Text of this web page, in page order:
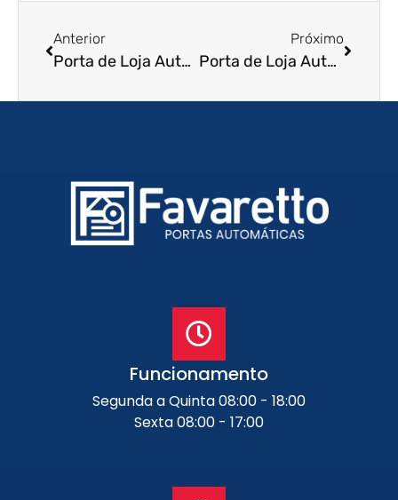
Anterior
Porta de Loja Automatica em Itaboraí – RJ
Próximo
Porta de Loja Automatica em Itaperuna – RJ
Funcionamento
Segunda a Quinta 08:00 - 18:00
Sexta 08:00 - 17:00